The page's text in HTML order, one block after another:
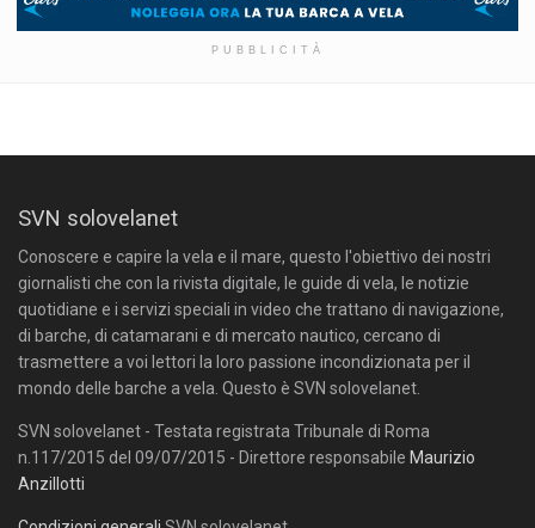
PUBBLICITÀ
SVN solovelanet
Conoscere e capire la vela e il mare, questo l'obiettivo dei nostri
giornalisti che con la rivista digitale, le guide di vela, le notizie
quotidiane e i servizi speciali in video che trattano di navigazione,
di barche, di catamarani e di mercato nautico, cercano di
trasmettere a voi lettori la loro passione incondizionata per il
mondo delle barche a vela. Questo è SVN solovelanet.
SVN solovelanet - Testata registrata Tribunale di Roma
n.117/2015 del 09/07/2015 - Direttore responsabile Maurizio
Anzillotti